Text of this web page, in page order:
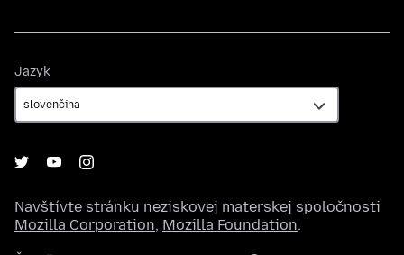
Jazyk
Navštívte stránku neziskovej materskej spoločnosti
Mozilla Corporation, Mozilla Foundation.